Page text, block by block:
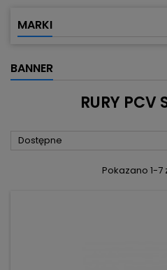
MARKI
BANNER
RURY PCV
Dostępne
Pokazano 1-7